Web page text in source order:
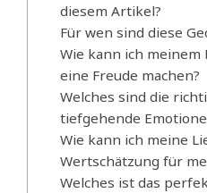
diesem Artikel?
Für wen sind diese
Wie kann ich
eine Freude machen?
Welches sind die
tiefgehende
Wie kann ich meine
Wertschätzung für
Welches ist das